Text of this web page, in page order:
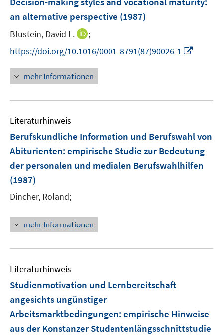
an alternative perspective (1987)
Blustein, David L.
I
n
e
u
n
s
t
f
e
;
https://doi.org/10.1016/0001-8791(87)90026-1
u
F
n
s
n
mehr Informationen
Literaturhinweis
Berufskundliche Information und Berufswahl von
Abiturienten: empirische Studie zur Bedeutung
der personalen und medialen Berufswahlhilfen
(1987)
Dincher, Roland;
mehr Informationen
Literaturhinweis
Studienmotivation und Lernbereitschaft
angesichts ungünstiger
Arbeitsmarktbedingungen: empirische Hinweise
aus der Konstanzer Studentenlängsschnittstudie